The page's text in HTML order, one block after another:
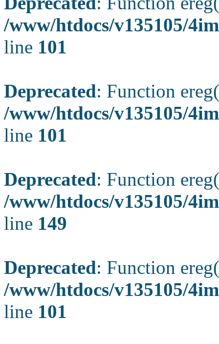
/www/htdocs/v135105/
line 101
Deprecated: Function
/www/htdocs/v135105/
line 101
Deprecated: Function
/www/htdocs/v135105/
line 149
Deprecated: Function
/www/htdocs/v135105/
line 101